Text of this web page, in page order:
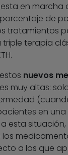
en marcha
de
tratamientos
terapia
nuevos
muy altas:
en
esta
los
a los que